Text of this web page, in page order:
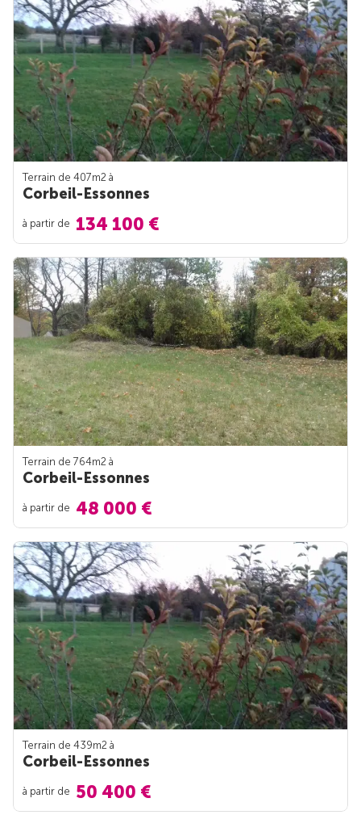
Terrain de 407m2 à
Corbeil-Essonnes
à partir de 134 100 €
Terrain de 764m2 à
Corbeil-Essonnes
à partir de 48 000 €
Terrain de 439m2 à
Corbeil-Essonnes
à partir de 50 400 €